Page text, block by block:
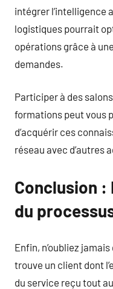
intégrer l’intelligence
logistiques pourrait
opérations grâce à
demandes.
Participer à des
formations peut vous
d’acquérir ces
réseau avec d’autres
Conclusion :
du
Enfin, n’oubliez
trouve un client dont
du service reçu tout